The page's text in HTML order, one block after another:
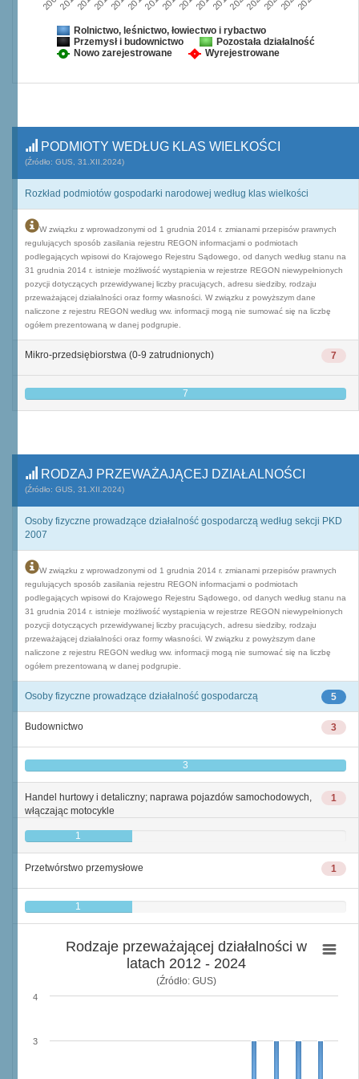
Rolnictwo, leśnictwo, łowiectwo i rybactwo
Przemysł i budownictwo
Pozostała działalność
Nowo zarejestrowane
Wyrejestrowane
PODMIOTY WEDŁUG KLAS WIELKOŚCI
(Źródło: GUS, 31.XII.2024)
Rozkład podmiotów gospodarki narodowej według klas wielkości
W związku z wprowadzonymi od 1 grudnia 2014 r. zmianami przepisów prawnych
regulujących sposób zasilania rejestru REGON informacjami o podmiotach
podlegających wpisowi do Krajowego Rejestru Sądowego, od danych według stanu na
31 grudnia 2014 r. istnieje możliwość wystąpienia w rejestrze REGON niewypełnionych
pozycji dotyczących przewidywanej liczby pracujących, adresu siedziby, rodzaju
przeważającej działalności oraz formy własności. W związku z powyższym dane
naliczone z rejestru REGON według ww. informacji mogą nie sumować się na liczbę
ogółem prezentowaną w danej podgrupie.
7
Mikro-przedsiębiorstwa (0-9 zatrudnionych)
7
RODZAJ PRZEWAŻAJĄCEJ DZIAŁALNOŚCI
(Źródło: GUS, 31.XII.2024)
Osoby fizyczne prowadzące działalność gospodarczą według sekcji PKD
2007
W związku z wprowadzonymi od 1 grudnia 2014 r. zmianami przepisów prawnych
regulujących sposób zasilania rejestru REGON informacjami o podmiotach
podlegających wpisowi do Krajowego Rejestru Sądowego, od danych według stanu na
31 grudnia 2014 r. istnieje możliwość wystąpienia w rejestrze REGON niewypełnionych
pozycji dotyczących przewidywanej liczby pracujących, adresu siedziby, rodzaju
przeważającej działalności oraz formy własności. W związku z powyższym dane
naliczone z rejestru REGON według ww. informacji mogą nie sumować się na liczbę
ogółem prezentowaną w danej podgrupie.
5
Osoby fizyczne prowadzące działalność gospodarczą
3
Budownictwo
3
1
Handel hurtowy i detaliczny; naprawa pojazdów samochodowych,
włączając motocykle
1
1
Przetwórstwo przemysłowe
1
Rodzaje przeważającej działalności w
latach 2012 - 2024
(Źródło: GUS)
3
4